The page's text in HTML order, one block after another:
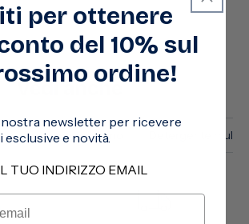
Vedi anche
Detergente bagno Detergente
per ottenere
del 10% sul
ordine!
newsletter per ricevere
e novità.
TUO INDIRIZZO EMAIL